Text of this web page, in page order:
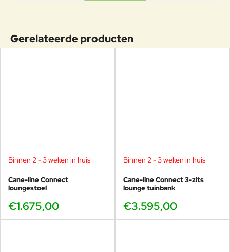
Ons interne ontwerpteam werkt elke dag met dit in gedachten om
waarde toevoegen aan uw leven en uw leven comfortabeler
maken. Het ontwerpteam van Cane-line werkt ook nauw samen
met onze externe ontwerpers.
Gerelateerde producten
Binnen 2 - 3 weken in huis
Cane-line Connect
loungestoel
€1.675,00
Binnen 2 - 3 weken in huis
Cane-line Connect 3-zits
lounge tuinbank
€3.595,00